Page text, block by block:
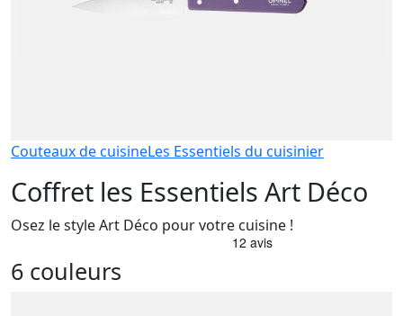
Couteaux de cuisineLes Essentiels du cuisinier
Coffret les Essentiels Art Déco
Osez le style Art Déco pour votre cuisine !
6 couleurs